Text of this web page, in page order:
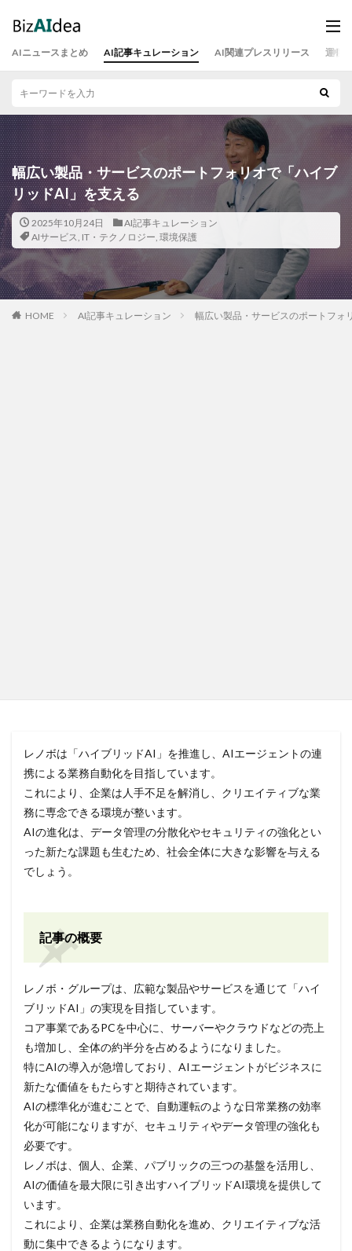
AIニュースまとめ AI記事キュレーション AI関連プレスリリース 運営
幅広い製品・サービスのポートフォリオで「ハイブ
リッドAI」を支える
2025年10月24日
AI記事キュレーション
AIサービス, IT・テクノロジー, 環境保護
HOME AI記事キュレーション 幅広い製品・サービスのポートフォ
レノボは「ハイブリッドAI」を推進し、AIエージェントの連
携による業務自動化を目指しています。
これにより、企業は人手不足を解消し、クリエイティブな業
務に専念できる環境が整います。
AIの進化は、データ管理の分散化やセキュリティの強化とい
った新たな課題も生むため、社会全体に大きな影響を与える
でしょう。
記事の概要
レノボ・グループは、広範な製品やサービスを通じて「ハイ
ブリッドAI」の実現を目指しています。
コア事業であるPCを中心に、サーバーやクラウドなどの売上
も増加し、全体の約半分を占めるようになりました。
特にAIの導入が急増しており、AIエージェントがビジネスに
新たな価値をもたらすと期待されています。
AIの標準化が進むことで、自動運転のような日常業務の効率
化が可能になりますが、セキュリティやデータ管理の強化も
必要です。
レノボは、個人、企業、パブリックの三つの基盤を活用し、
AIの価値を最大限に引き出すハイブリッドAI環境を提供して
います。
これにより、企業は業務自動化を進め、クリエイティブな活
動に集中できるようになります。